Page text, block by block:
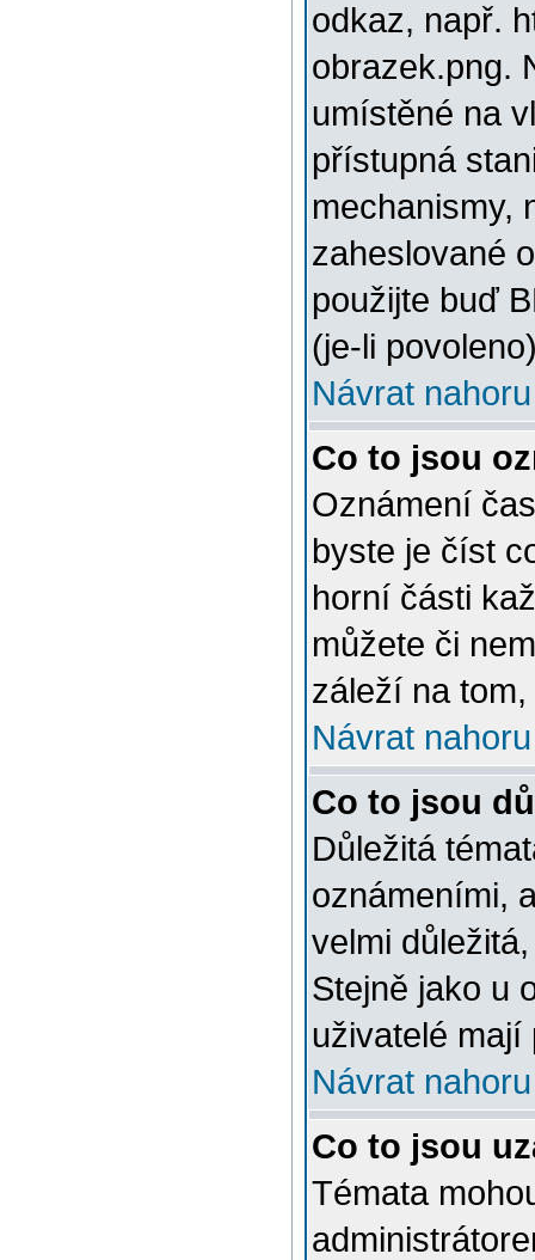
odkaz, např.
obrazek.png.
umístěné na
přístupná
mechanismy,
zaheslované
použijte buď
(je-li
Návrat nahoru
Co to jsou
Oznámení
byste je číst
horní části
můžete či
záleží na
Návrat nahoru
Co to jsou
Důležitá
oznámeními,
velmi
Stejně jako u
uživatelé mají
Návrat nahoru
Co to jsou
Témata